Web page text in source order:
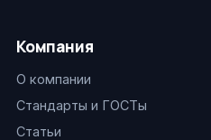
Компания
О компании
Стандарты и ГОСТы
Статьи